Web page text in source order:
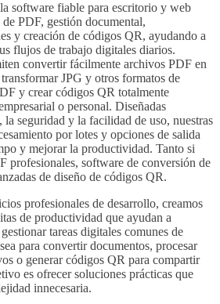
software fiable para escritorio y web
PDF, gestión documental,
y creación de códigos QR, ayudando a
flujos de trabajo digitales diarios.
convertir fácilmente archivos PDF en
JPG y otros formatos de
y crear códigos QR totalmente
o personal. Diseñadas
la seguridad y la facilidad de uso, nuestras
por lotes y opciones de salida
y mejorar la productividad. Tanto si
profesionales, software de conversión de
de diseño de códigos QR.
profesionales de desarrollo, creamos
de productividad que ayudan a
tareas digitales comunes de
para convertir documentos, procesar
o generar códigos QR para compartir
es ofrecer soluciones prácticas que
innecesaria.